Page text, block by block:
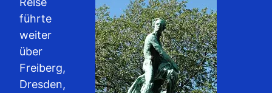
führte
weiter
über
Freiberg,
Dresden,